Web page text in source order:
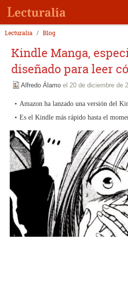
Lecturalia Blog
Kindle Manga,
diseñado para leer
Alfredo Álamo el 20 de diciembre de
Amazon ha lanzado una versión del
Es el Kindle más rápido hasta el